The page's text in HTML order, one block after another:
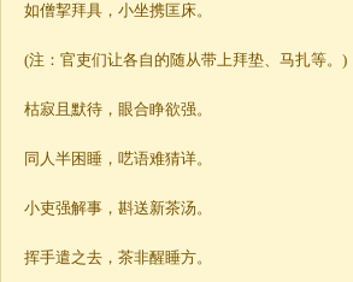
如僧挈拜具，小坐携匡床。
(注：官吏们让各自的随从带上拜垫、马扎等。)
枯寂且默待，眼合睁欲强。
同人半困睡，呓语难猜详。
小吏强解事，斟送新茶汤。
挥手遣之去，茶非醒睡方。